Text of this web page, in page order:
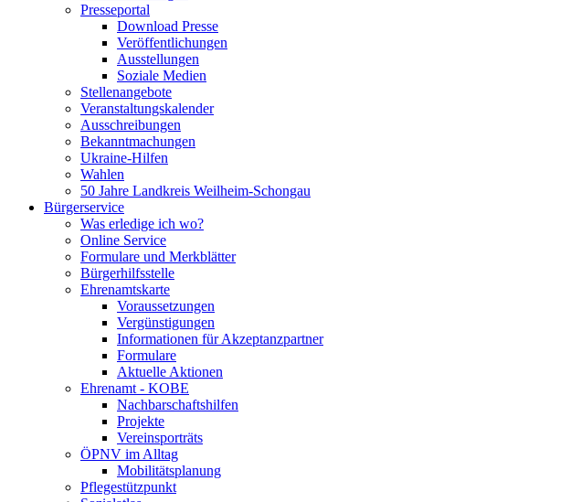
Presseportal
Download Presse
Veröffentlichungen
Ausstellungen
Soziale Medien
Stellenangebote
Veranstaltungskalender
Ausschreibungen
Bekanntmachungen
Ukraine-Hilfen
Wahlen
50 Jahre Landkreis Weilheim-Schongau
Bürgerservice
Was erledige ich wo?
Online Service
Formulare und Merkblätter
Bürgerhilfsstelle
Ehrenamtskarte
Voraussetzungen
Vergünstigungen
Informationen für Akzeptanzpartner
Formulare
Aktuelle Aktionen
Ehrenamt - KOBE
Nachbarschaftshilfen
Projekte
Vereinsporträts
ÖPNV im Alltag
Mobilitätsplanung
Pflegestützpunkt